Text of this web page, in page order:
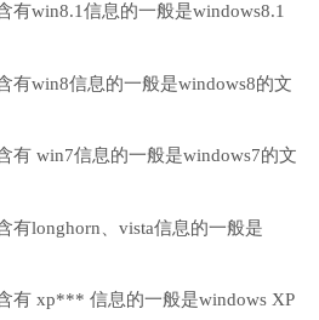
有win8.1信息的一般是windows8.1
有win8信息的一般是windows8的文
有 win7信息的一般是windows7的文
有longhorn、vista信息的一般是
有 xp*** 信息的一般是windows XP